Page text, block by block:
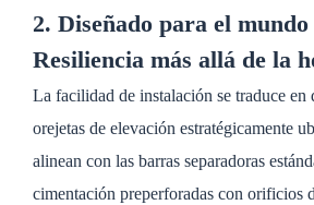
2. Diseñado para el
Resiliencia más allá de la
La facilidad de instalación se traduce en
orejetas de elevación estratégicamente
alinean con las barras separadoras
cimentación preperforadas con orificios